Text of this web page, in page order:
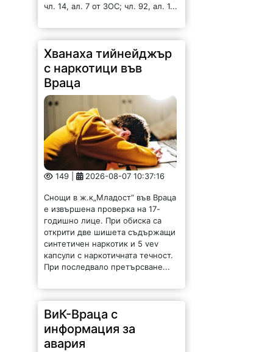
чл. 14, ал. 7 от ЗОС; чл. 92, ал. 1...
Хванаха тийнейджър
с наркотици във
Враца
149 | 2026-08-07 10:37:16
Снощи в ж.к„Младост“ във Враца
е извършена проверка на 17-
годишно лице. При обиска са
открити две шишета съдържащи
синтетичен наркотик и 5 vev
капсули с наркотичната течност.
При последвало претърсване...
ВиК-Враца с
информация за
авария